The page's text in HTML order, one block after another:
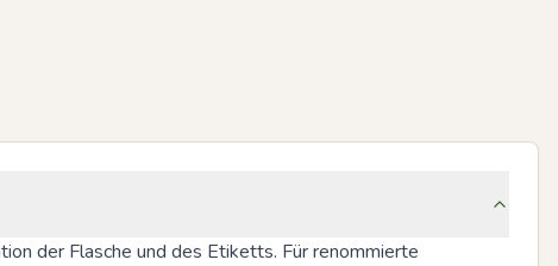
der Flasche und des Etiketts. Für renommierte